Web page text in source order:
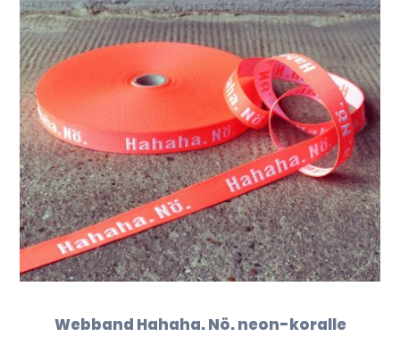
Webband Hahaha. Nö. neon-koralle